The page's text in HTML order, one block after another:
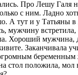
Про Лешу Галя
с ним. Ладно
А тут и у Татьяны
мужчину встретила,
Хороший мужчина,
Заканчивала
стол положила, мол